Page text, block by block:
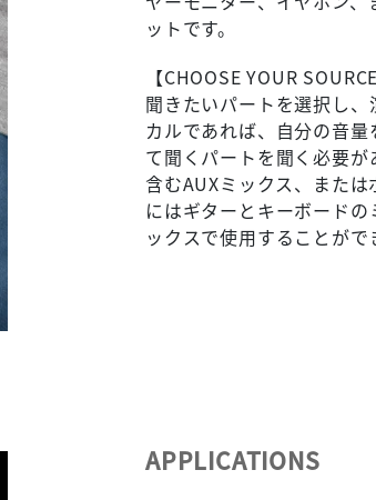
ットです。
【CHOOSE YOUR
聞きたいパートを選択し
カルであれば、自分の音
て聞くパートを聞く必要
含むAUXミックス、また
にはギターとキーボード
ックスで使用することがで
APPLICATIONS